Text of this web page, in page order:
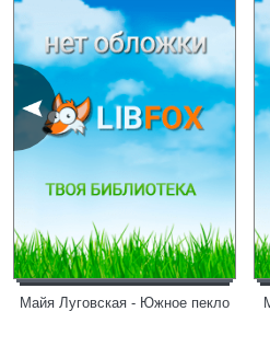
Майя Луговская - Южное пекло